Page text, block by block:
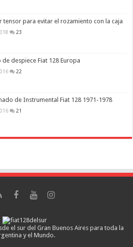
tensor para evitar el rozamiento con la caja
23
despiece Fiat 128 Europa
22
de Instrumental Fiat 128 1971-1978
21
el sur del Gran Buenos Aires para toda la
y el Mundo.